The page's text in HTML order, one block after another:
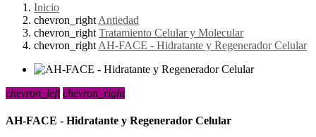
Inicio
chevron_right Antiedad
chevron_right Tratamiento Celular y Molecular
chevron_right AH-FACE - Hidratante y Regenerador Celular
chevron_left chevron_right
AH-FACE - Hidratante y Regenerador Celular